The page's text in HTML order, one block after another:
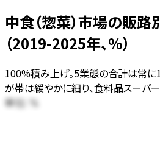
中食（惣菜）市場の販
（2019-2025年、%）
100%積み上げ。5業態の合計は常に
が帯は緩やかに細り、食料品スーパ
単位:
%